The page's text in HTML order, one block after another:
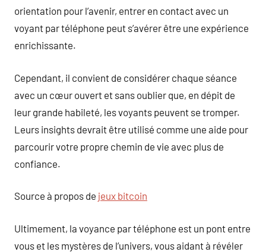
orientation pour l’avenir, entrer en contact avec un
voyant par téléphone peut s’avérer être une expérience
enrichissante.
Cependant, il convient de considérer chaque séance
avec un cœur ouvert et sans oublier que, en dépit de
leur grande habileté, les voyants peuvent se tromper.
Leurs insights devrait être utilisé comme une aide pour
parcourir votre propre chemin de vie avec plus de
confiance.
Source à propos de jeux bitcoin
Ultimement, la voyance par téléphone est un pont entre
vous et les mystères de l’univers, vous aidant à révéler